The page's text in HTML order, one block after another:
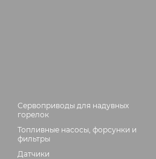
Сервоприводы для надувных
горелок
Топливные насосы, форсунки и
фильтры
Датчики